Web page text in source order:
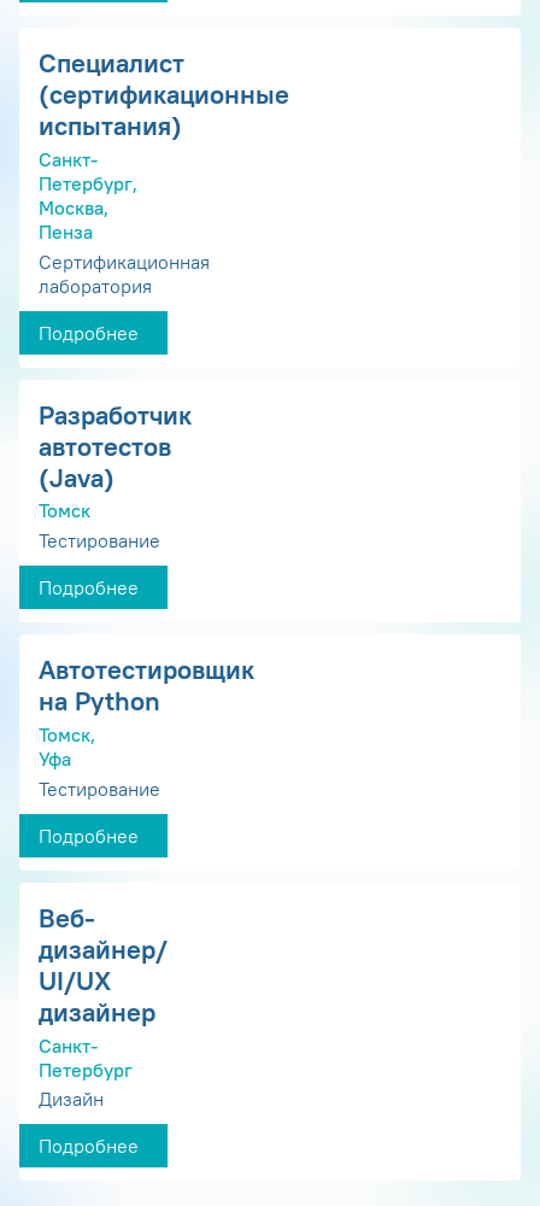
Специалист
(сертификационные
испытания)
Санкт-
Петербург,
Москва,
Пенза
Сертификационная
лаборатория
Подробнее
Разработчик
автотестов
(Java)
Томск
Тестирование
Подробнее
Автотестировщик
на Python
Томск,
Уфа
Тестирование
Подробнее
Веб-
дизайнер/
UI/UX
дизайнер
Санкт-
Петербург
Дизайн
Подробнее